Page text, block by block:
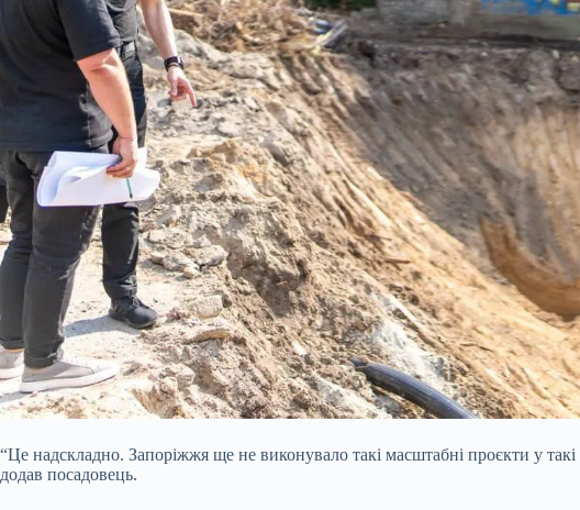
“Це надскладно. Запоріжжя ще не виконувало такі масштабні проєкти у
додав посадовець.